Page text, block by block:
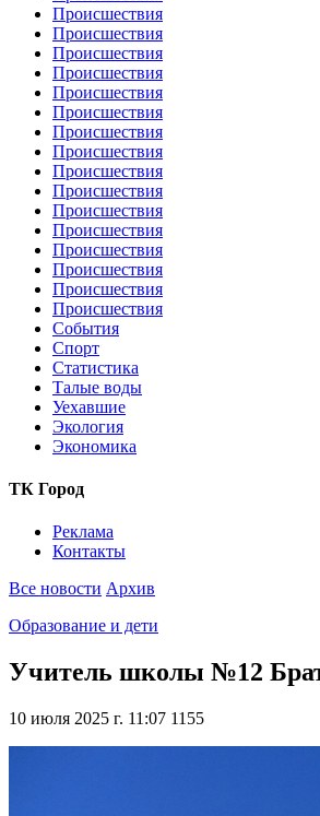
Происшествия
Происшествия
Происшествия
Происшествия
Происшествия
Происшествия
Происшествия
Происшествия
Происшествия
Происшествия
Происшествия
Происшествия
Происшествия
Происшествия
Происшествия
Происшествия
События
Спорт
Статистика
Талые воды
Уехавшие
Экология
Экономика
ТК Город
Реклама
Контакты
Все новости Архив
Образование и дети
Учитель школы №12
10 июля 2025 г. 11:07 1155